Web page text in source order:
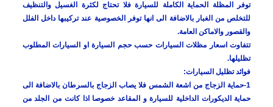
توفر المظلة الحماية الكاملة للسيارة فلا تحتاج لكثرة الغسيل والتنظيف
للتخلص من الغبار بالاضافة الى انها توفر الخصوصية عند تركيبها داخل الفلل
والقصور والاماكن العامة.
تتفاوت اسعار مظلات السيارات حسب حجم السيارة او السيارات المطلوب
تظليلها.
فوائد تظليل السيارات:
1-حماية الزجاج من اشعة الشمس فلا يصاب الزجاج بالسرطان بالاضافة الى
حماية الديكورات الداخلية للسيارة و المقاعد خصوصا اذا كانت من الجلد من